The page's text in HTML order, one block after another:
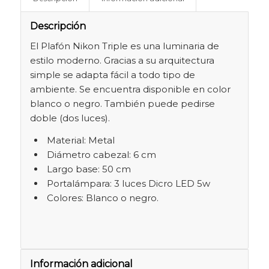
Descripción
El Plafón Nikon Triple es una luminaria de
estilo moderno. Gracias a su arquitectura
simple se adapta fácil a todo tipo de
ambiente. Se encuentra disponible en color
blanco o negro. También puede pedirse
doble (dos luces).
Material: Metal
Diámetro cabezal: 6 cm
Largo base: 50 cm
Portalámpara: 3 luces Dicro LED 5w
Colores: Blanco o negro.
Información adicional